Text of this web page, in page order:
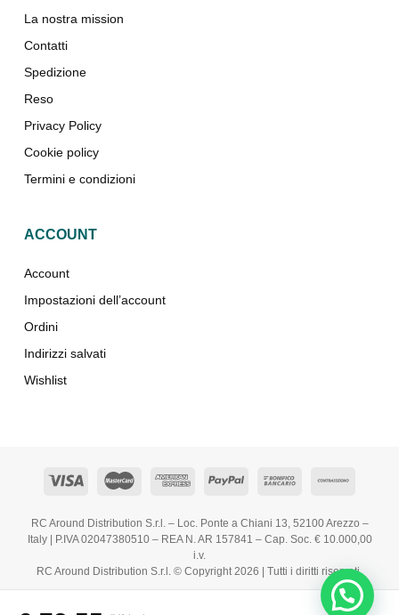
La nostra mission
Contatti
Spedizione
Reso
Privacy Policy
Cookie policy
Termini e condizioni
ACCOUNT
Account
Impostazioni dell’account
Ordini
Indirizzi salvati
Wishlist
RC Around Distribution S.r.l. – Loc. Ponte a Chiani 13, 52100 Arezzo –
Italy | P.IVA 02047380510 – REA N. AR 157841 – Cap. Soc. € 10.000,00
i.v.
RC Around Distribution S.r.l. © Copyright 2026 | Tutti i diritti riservati.